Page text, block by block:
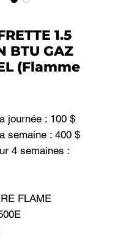
1.5
BTU GAZ
(Flamme
journée : 100 $
semaine : 400 $
4 semaines :
FLAME